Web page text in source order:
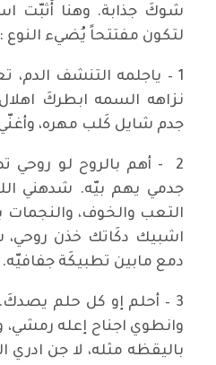
شوكَ جذابة. وهنا أُثبّت
لتكون مفتتحاً يُضيء النوع :
1 – ياجلمه التنشف
نزاهه السمه ابطركَ اهلال،
جدم شايل كَلب مهره،
2 - أهم بالروح لو روحي
جدمي يهم بيّه. شدهني
التعب والخوف، والنجمات
اشبيك دكَاتك خذن
دمع مابين تطبيكَة جفافيّه.
3 – أحلم إو كل حلم
وانطوي اجناح إعله
باليقظه مثله، لا جن ادري